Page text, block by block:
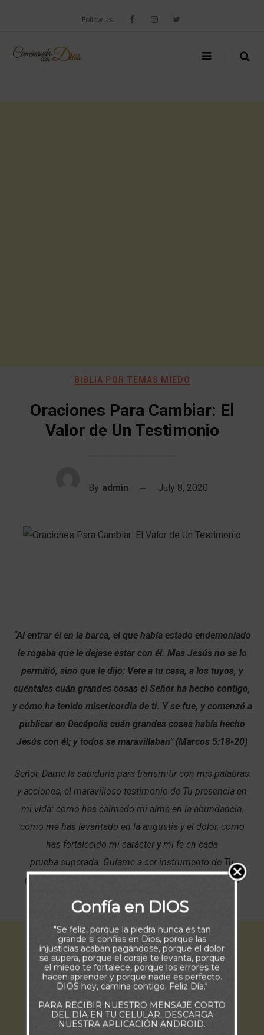
Follow Us
BIBLIA POR TEMAS MIEDO
Oraciones Para Cambiar: El
Valor de Un Testimonio
By admin July 8, 2020
“Al entrar él en la barca, el que había estado endemoniado
le rogaba que le dejase estar con él. Mas Jesús no se lo
permitió, sino que le dijo: Vete a tu casa, a los tuyos, y
cuéntales cuán grandes cosas el Señor ha hecho contigo,
y cómo ha tenido misericordia de ti. Y se fue, y comenzó a
publicar en Decápolis cuán grandes cosas había hecho
Jesús con él; y todos se maravillaban” (Marcos 5:18-20)
Señor, Dame la sabiduría para transmitir con mis palabras
y acciones, el maravilloso testimonio de Tu presencia en
mi vida: como has calmado mi alma en la abundancia,
como me has levantado en la angustia y el dolor, como
has fortalecido mi carácter y mi fe en cada
prueba superada. Guíame a ser instrumento de Tu
propósito a través de esos testimonios. En Ti confío
Señor. Amén.
Confía en DIOS
"Se feliz, porque la piedra nunca es tan
grande si confías en Dios, porque las
injusticias acaban pagándose, porque el dolor
se supera, porque el coraje te levanta, porque
el miedo te fortalece, porque los errores te
hacen aprender y porque nadie es perfecto.
DIOS hoy, camina contigo. Feliz Día."
PARA RECIBIR NUESTRO MENSAJE CORTO
DEL DÍA EN TU CELULAR, DESCARGA
NUESTRA APLICACIÓN ANDROID.